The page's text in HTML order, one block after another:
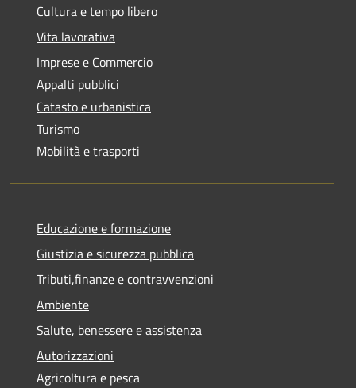
Cultura e tempo libero
Vita lavorativa
Imprese e Commercio
Appalti pubblici
Catasto e urbanistica
Turismo
Mobilità e trasporti
Educazione e formazione
Giustizia e sicurezza pubblica
Tributi,finanze e contravvenzioni
Ambiente
Salute, benessere e assistenza
Autorizzazioni
Agricoltura e pesca